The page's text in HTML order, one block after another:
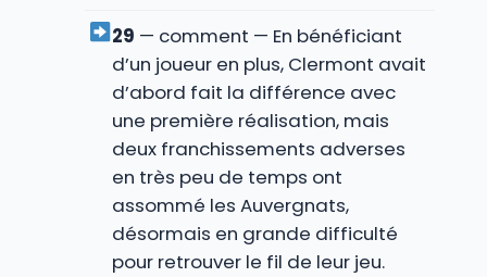
29 — comment — En bénéficiant
d’un joueur en plus, Clermont avait
d’abord fait la différence avec
une première réalisation, mais
deux franchissements adverses
en très peu de temps ont
assommé les Auvergnats,
désormais en grande difficulté
pour retrouver le fil de leur jeu.